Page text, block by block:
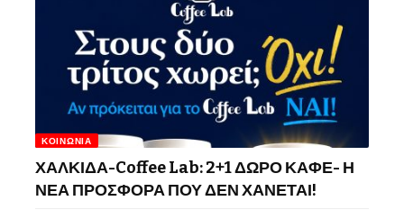
ΚΟΙΝΩΝΊΑ
ΧΑΛΚΙΔΑ-Coffee Lab: 2+1 ΔΩΡΟ ΚΑΦΕ- Η
ΝΕΑ ΠΡΟΣΦΟΡΑ ΠΟΥ ΔΕΝ ΧΑΝΕΤΑΙ!